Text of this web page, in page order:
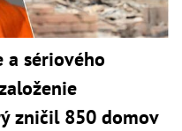
a sériového
zničil 850 domov